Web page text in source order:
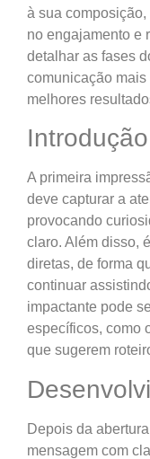
à sua
no engajamento e
detalhar as fases
comunicação
melhores
A primeira
deve capturar a
provocando
claro. Além disso,
diretas, de forma
continuar
impactante pode
específicos, como
que sugerem
Depois da
mensagem com